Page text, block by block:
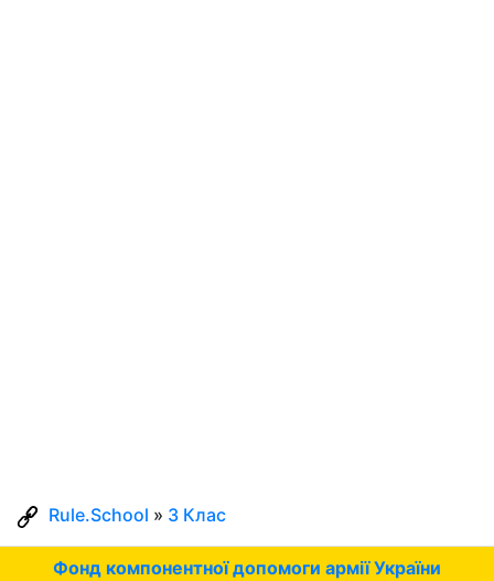
Rule.School » 3 Клас
Фонд компонентної допомоги армії України